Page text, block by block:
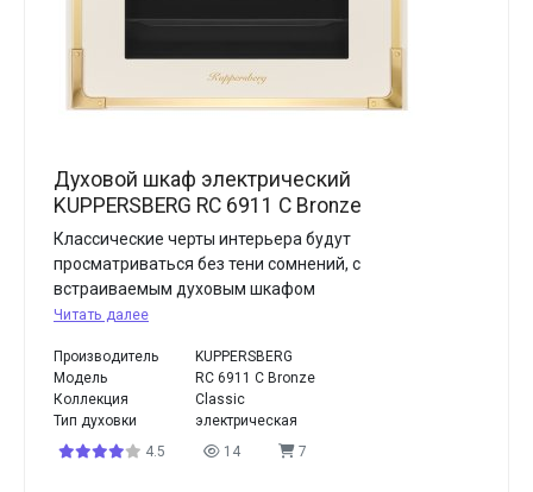
Духовой шкаф электрический
KUPPERSBERG RC 6911 C Bronze
Классические черты интерьера будут
просматриваться без тени сомнений, с
встраиваемым духовым шкафом
Читать далее
Производитель
KUPPERSBERG
Модель
RC 6911 C Bronze
Коллекция
Classic
Тип духовки
электрическая
4.5
14 7